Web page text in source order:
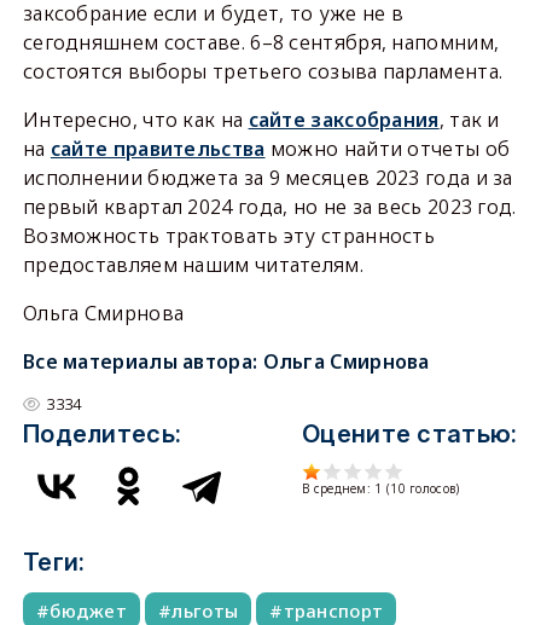
заксобрание если и будет, то уже не в
сегодняшнем составе. 6–8 сентября, напомним,
состоятся выборы третьего созыва парламента.
Интересно, что как на сайте заксобрания, так и
на сайте правительства можно найти отчеты об
исполнении бюджета за 9 месяцев 2023 года и за
первый квартал 2024 года, но не за весь 2023 год.
Возможность трактовать эту странность
предоставляем нашим читателям.
Ольга Смирнова
Все материалы автора: Ольга Смирнова
3334
Поделитесь: Оцените статью:
В среднем: 1 (10 голосов)
Теги:
бюджет льготы транспорт